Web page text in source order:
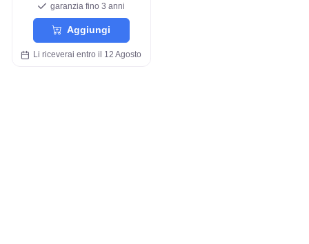
garanzia fino 3 anni
Aggiungi
Li riceverai entro il 12 Agosto